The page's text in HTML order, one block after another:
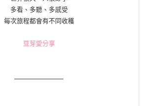
多看、多聽、多感受
每次旅程都會有不同收穫
豆芽愛分享